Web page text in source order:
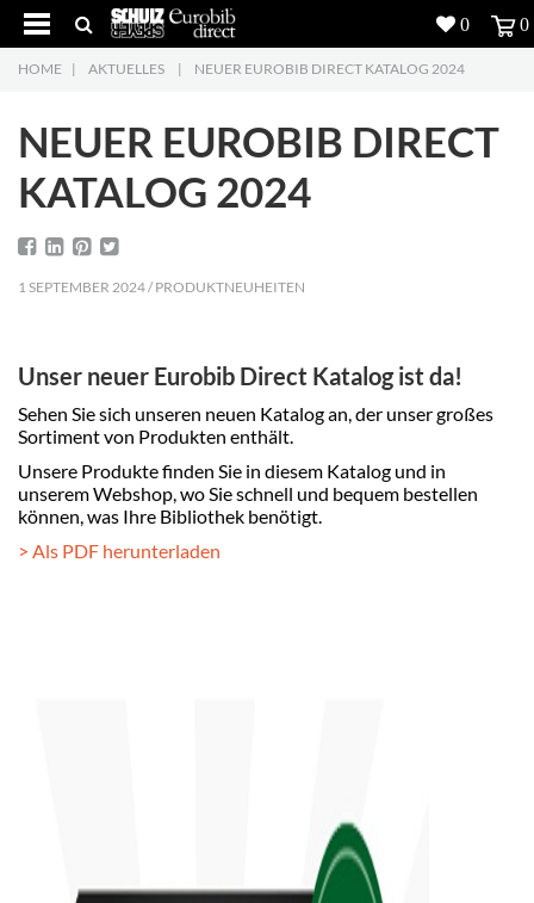
5
Produkte
Projekte
Inspiration
Download
5
Kontakt
HOME | AKTUELLES | NEUER EUROBIB DIRECT KATALOG 2024
NEUER EUROBIB DIRECT
KATALOG 2024
1 SEPTEMBER 2024 / PRODUKTNEUHEITEN
Unser neuer Eurobib Direct Katalog ist da!
Sehen Sie sich unseren neuen Katalog an, der unser großes
Sortiment von Produkten enthält.
Unsere Produkte finden Sie in diesem Katalog und in
unserem Webshop, wo Sie schnell und bequem bestellen
können, was Ihre Bibliothek benötigt.
> Als PDF herunterladen
0 0